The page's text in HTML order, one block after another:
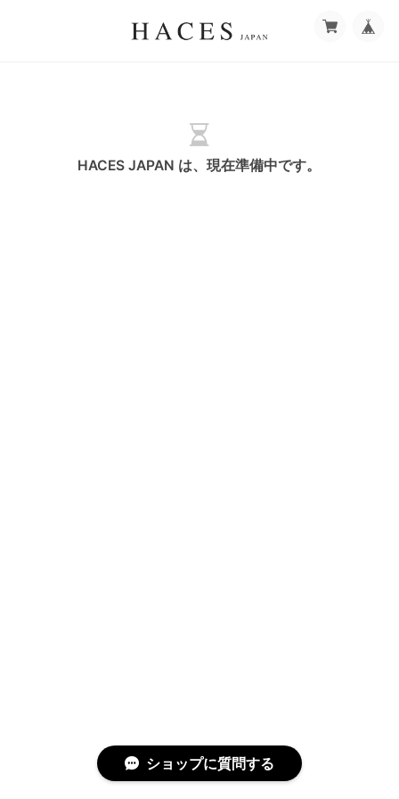
HACES JAPAN は、現在準備中です。
ショップに質問する